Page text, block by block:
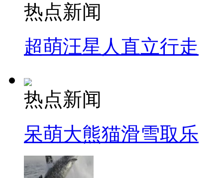
热点新闻
超萌汪星人直立行走
热点新闻
呆萌大熊猫滑雪取乐